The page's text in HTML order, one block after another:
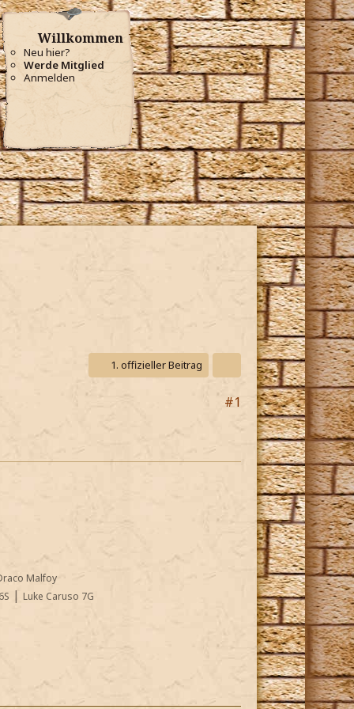
Willkommen
Neu hier?
Werde Mitglied
Anmelden
1. offizieller Beitrag
#1
Malfoy
| Luke Caruso 7G